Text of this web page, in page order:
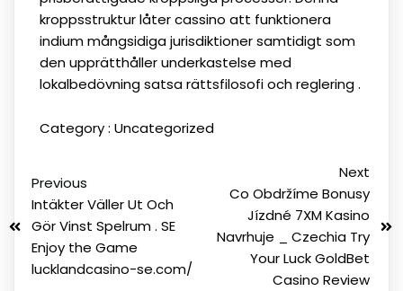
kroppsstruktur låter cassino att funktionera
indium mångsidiga jurisdiktioner samtidigt som
den upprätthåller underkastelse med
lokalbedövning satsa rättsfilosofi och reglering .
Category : Uncategorized
Previous
Intäkter Väller Ut Och
Gör Vinst Spelrum . SE
Enjoy the Game
lucklandcasino-se.com/
Next
Co Obdržíme Bonusy
Jízdné 7XM Kasino
Navrhuje _ Czechia Try
Your Luck GoldBet
Casino Review